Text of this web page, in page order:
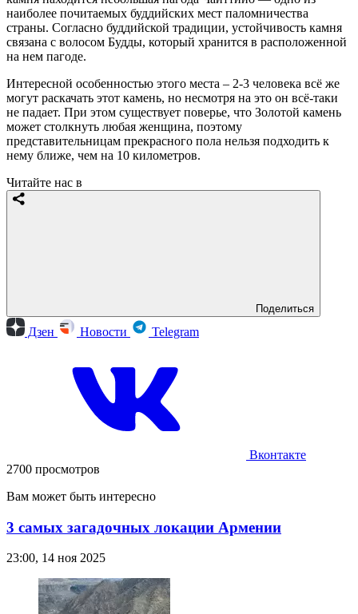
наиболее почитаемых буддийских мест паломничества
страны. Согласно буддийской традиции, устойчивость камня
связана с волосом Будды, который хранится в расположенной
на нем пагоде.
Интересной особенностью этого места – 2-3 человека всё же
могут раскачать этот камень, но несмотря на это он всё-таки
не падает. При этом существует поверье, что Золотой камень
может столкнуть любая женщина, поэтому
представительницам прекрасного пола нельзя подходить к
нему ближе, чем на 10 километров.
Читайте нас в
Поделиться
Дзен Новости Telegram
Вконтакте
2700 просмотров
Вам может быть интересно
3 самых загадочных локации Армении
23:00, 14 ноя 2025